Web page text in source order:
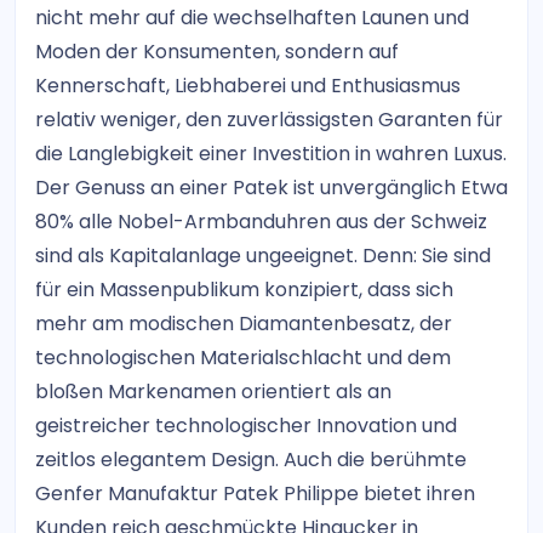
nicht mehr auf die wechselhaften Launen und
Moden der Konsumenten, sondern auf
Kennerschaft, Liebhaberei und Enthusiasmus
relativ weniger, den zuverlässigsten Garanten für
die Langlebigkeit einer Investition in wahren Luxus.
Der Genuss an einer Patek ist unvergänglich Etwa
80% alle Nobel-Armbanduhren aus der Schweiz
sind als Kapitalanlage ungeeignet. Denn: Sie sind
für ein Massenpublikum konzipiert, dass sich
mehr am modischen Diamantenbesatz, der
technologischen Materialschlacht und dem
bloßen Markenamen orientiert als an
geistreicher technologischer Innovation und
zeitlos elegantem Design. Auch die berühmte
Genfer Manufaktur Patek Philippe bietet ihren